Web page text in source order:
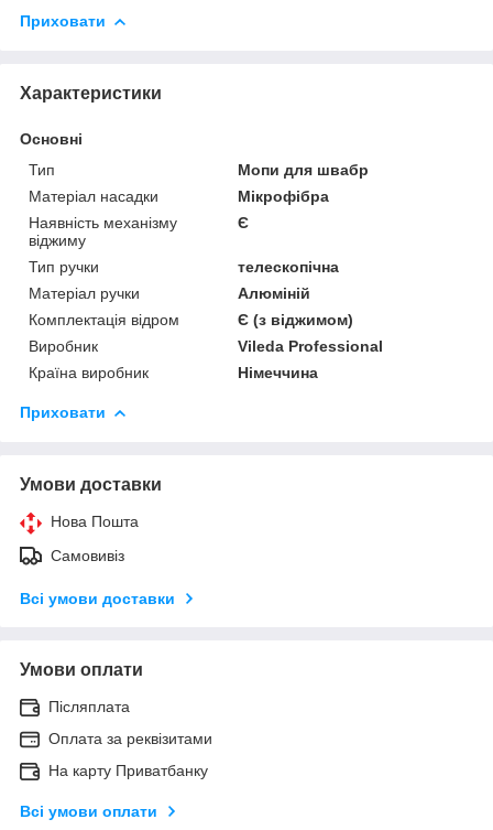
Приховати
Характеристики
Основні
Тип
Мопи для швабр
Матеріал насадки
Мікрофібра
Наявність механізму
віджиму
Є
Тип ручки
телескопічна
Матеріал ручки
Алюміній
Комплектація відром
Є (з віджимом)
Виробник
Vileda Professional
Країна виробник
Німеччина
Приховати
Умови доставки
Нова Пошта
Самовивіз
Всі умови доставки
Умови оплати
Післяплата
Оплата за реквізитами
На карту Приватбанку
Всі умови оплати